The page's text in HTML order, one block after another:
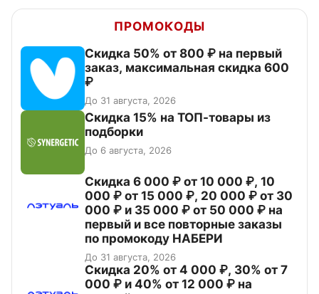
ПРОМОКОДЫ
Скидка 50% от 800 ₽ на первый
заказ, максимальная скидка 600
₽
До 31 августа, 2026
Скидка 15% на ТОП-товары из
подборки
До 6 августа, 2026
Скидка 6 000 ₽ от 10 000 ₽, 10
000 ₽ от 15 000 ₽, 20 000 ₽ от 30
000 ₽ и 35 000 ₽ от 50 000 ₽ на
первый и все повторные заказы
по промокоду НАБЕРИ
До 31 августа, 2026
Скидка 20% от 4 000 ₽, 30% от 7
000 ₽ и 40% от 12 000 ₽ на